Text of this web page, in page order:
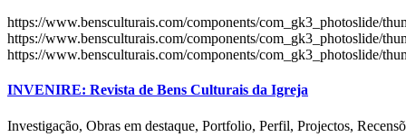
https://www.bensculturais.com/components/com_gk3_photoslide/
https://www.bensculturais.com/components/com_gk3_photoslide/
https://www.bensculturais.com/components/com_gk3_photoslide/
INVENIRE: Revista de Bens Culturais da Igreja
Investigação, Obras em destaque, Portfolio, Perfil, Projectos,